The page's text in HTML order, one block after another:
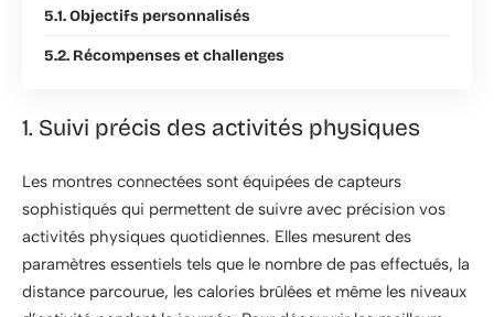
5.1. Objectifs personnalisés
5.2. Récompenses et challenges
1. Suivi précis des activités physiques
Les montres connectées sont équipées de capteurs
sophistiqués qui permettent de suivre avec précision vos
activités physiques quotidiennes. Elles mesurent des
paramètres essentiels tels que le nombre de pas effectués, la
distance parcourue, les calories brûlées et même les niveaux